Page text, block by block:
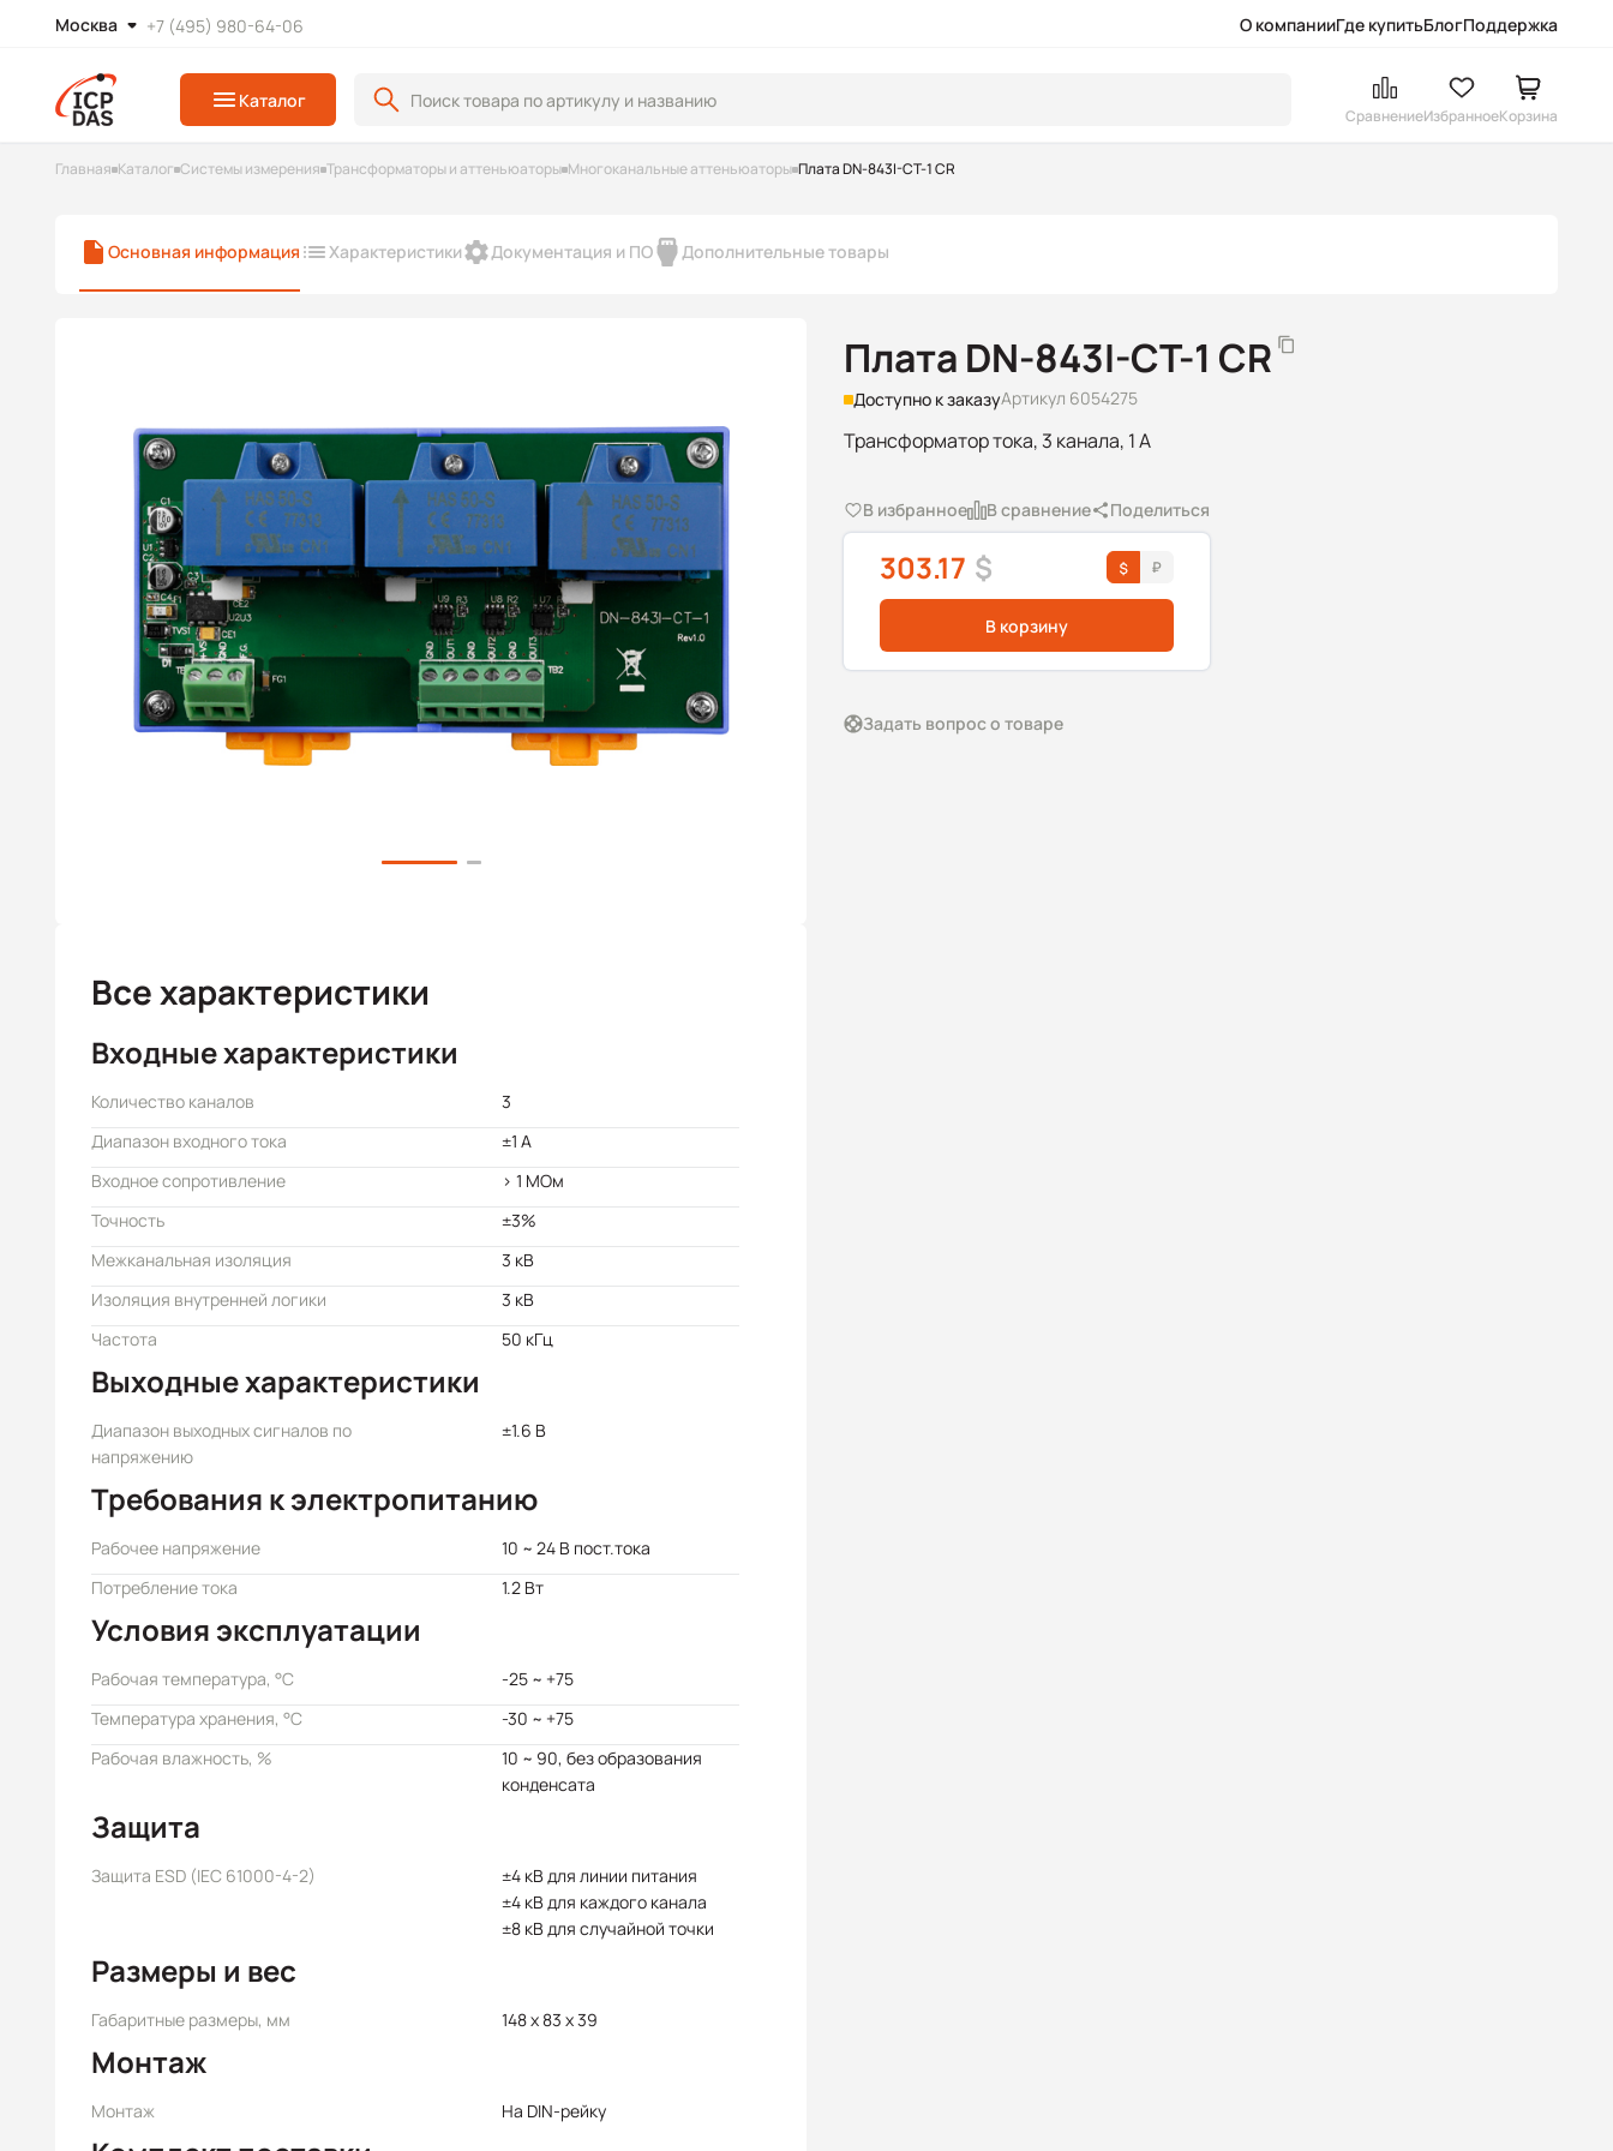
Москва +7 (495) 980-64-06 О компанииГде купитьБлогПоддержка
Каталог
СравнениеИзбранноеКорзина
Главная Каталог Системы измерения Трансформаторы и аттеньюаторы Многоканальные аттеньюаторы Плата DN-843I-CT-1 CR
Основная информация Характеристики Документация и ПО Дополнительные товары
Плата DN-843I-CT-1 CR
Доступно к заказуАртикул 6054275
Трансформатор тока, 3 канала, 1 А
В избранное В сравнение Поделиться
303.17 $
В корзину
Задать вопрос о товаре
Все характеристики
Входные характеристики
Количество каналов
3
Диапазон входного тока
±1 А
Входное сопротивление
> 1 МОм
Точность
±3%
Межканальная изоляция
3 кВ
Изоляция внутренней логики
3 кВ
Частота
50 кГц
Выходные характеристики
Диапазон выходных сигналов по
напряжению
±1.6 В
Требования к электропитанию
Рабочее напряжение
10 ~ 24 В пост.тока
Потребление тока
1.2 Вт
Условия эксплуатации
Рабочая температура, °C
-25 ~ +75
Температура хранения, °C
-30 ~ +75
Рабочая влажность, %
10 ~ 90, без образования
конденсата
Защита
Защита ESD (IEC 61000-4-2)
±4 кВ для линии питания
±4 кВ для каждого канала
±8 кВ для случайной точки
Размеры и вес
Габаритные размеры, мм 148 x 83 x 39
Монтаж
Монтаж На DIN-рейку